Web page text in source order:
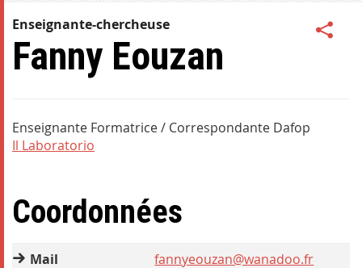
Enseignante-chercheuse
Fanny Eouzan
Enseignante Formatrice / Correspondante Dafop
Il Laboratorio
Coordonnées
Mail fannyeouzan@wanadoo.fr